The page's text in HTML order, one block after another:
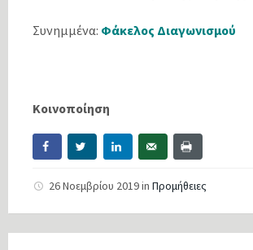
Συνημμένα: Φάκελος Διαγωνισμού
Κοινοποίηση
26 Νοεμβρίου 2019in Προμήθειες